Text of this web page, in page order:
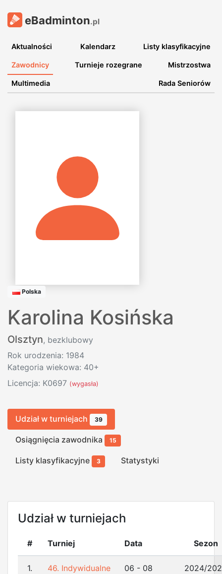
eBadminton.pl
Aktualności Kalendarz Listy klasyfikacyjne
Zawodnicy Turnieje rozegrane Mistrzostwa
Multimedia Rada Seniorów
Polska
Karolina Kosińska
Olsztyn, bezklubowy
Rok urodzenia: 1984
Kategoria wiekowa: 40+
Licencja: K0697 (wygasła)
Udział w turniejach 39
Osiągnięcia zawodnika 15
Listy klasyfikacyjne 3 Statystyki
Udział w turniejach
# Turniej Data Sezon
1.
46. Indywidualne
06 - 08
2024/